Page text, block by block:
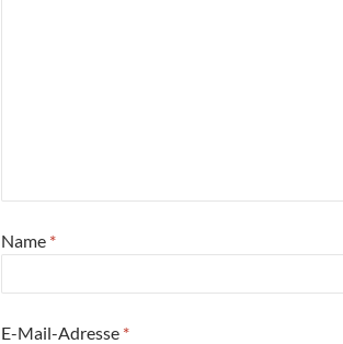
Name *
E-Mail-Adresse *